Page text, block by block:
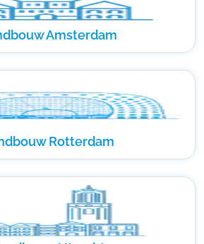
Amsterdam
Rotterdam